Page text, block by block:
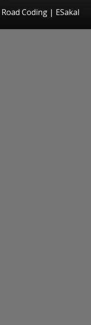
Road Coding | ESakal